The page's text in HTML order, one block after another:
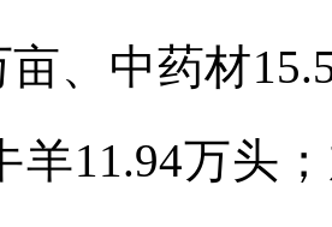
亩、中药材
羊11.94万头